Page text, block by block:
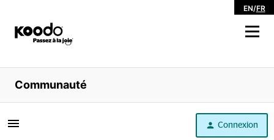
EN/FR
Magasiner
Libre service
Aide
Communauté
Connexion